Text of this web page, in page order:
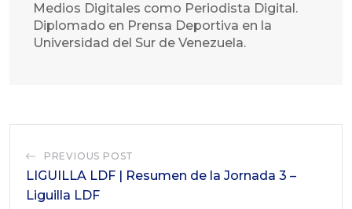
Medios Digitales como Periodista Digital.
Diplomado en Prensa Deportiva en la
Universidad del Sur de Venezuela.
PREVIOUS POST
LIGUILLA LDF | Resumen de la Jornada 3 –
Liguilla LDF